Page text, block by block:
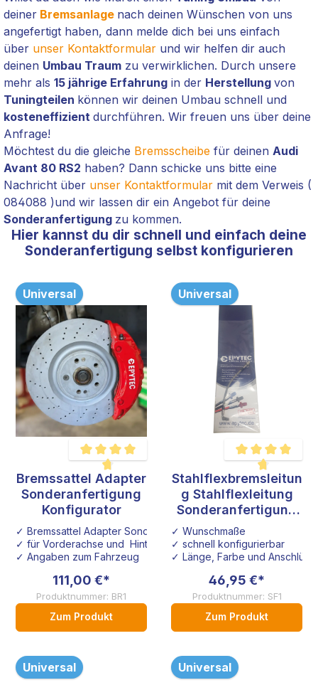
deiner Bremsanlage nach deinen Wünschen von uns
angefertigt haben, dann melde dich bei uns einfach
über unser Kontaktformular und wir helfen dir auch
deinen Umbau Traum zu verwirklichen. Durch unsere
mehr als 15 jährige Erfahrung in der Herstellung von
Tuningteilen können wir deinen Umbau schnell und
kosteneffizient durchführen. Wir freuen uns über deine
Anfrage!
Möchtest du die gleiche Bremsscheibe für deinen Audi
Avant 80 RS2 haben? Dann schicke uns bitte eine
Nachricht über unser Kontaktformular mit dem Verweis (
084088 )und wir lassen dir ein Angebot für deine
Sonderanfertigung zu kommen.
Hier kannst du dir schnell und einfach deine
Sonderanfertigung selbst konfigurieren
Universal
Durchschnittliche Bewertung von 4.6 von 5 Sternen
Bremssattel Adapter
Sonderanfertigung
Konfigurator
✓ Bremssattel Adapter Sonderanfertigung
✓ für Vorderachse und Hinterachse
✓ Angaben zum Fahrzeug
111,00 €*
Produktnummer: BR1
Zum Produkt
Universal
Durchschnittliche
Stahlflexbremsleitun
g Stahlflexleitung
Sonderanfertigung
Konfigurator
✓ Wunschmaße
✓ schnell konfigurierbar
✓ Länge, Farbe und
46,95 €*
Produktnummer: SF1
Zum Produkt
Universal Universal